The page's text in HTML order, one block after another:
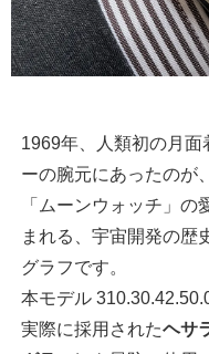
1969年、人類初の月
ーの腕元にあったのが
「ムーンウォッチ」
まれる、宇宙開発の歴
グラフです。
本モデル
実際に採用されたヘサ